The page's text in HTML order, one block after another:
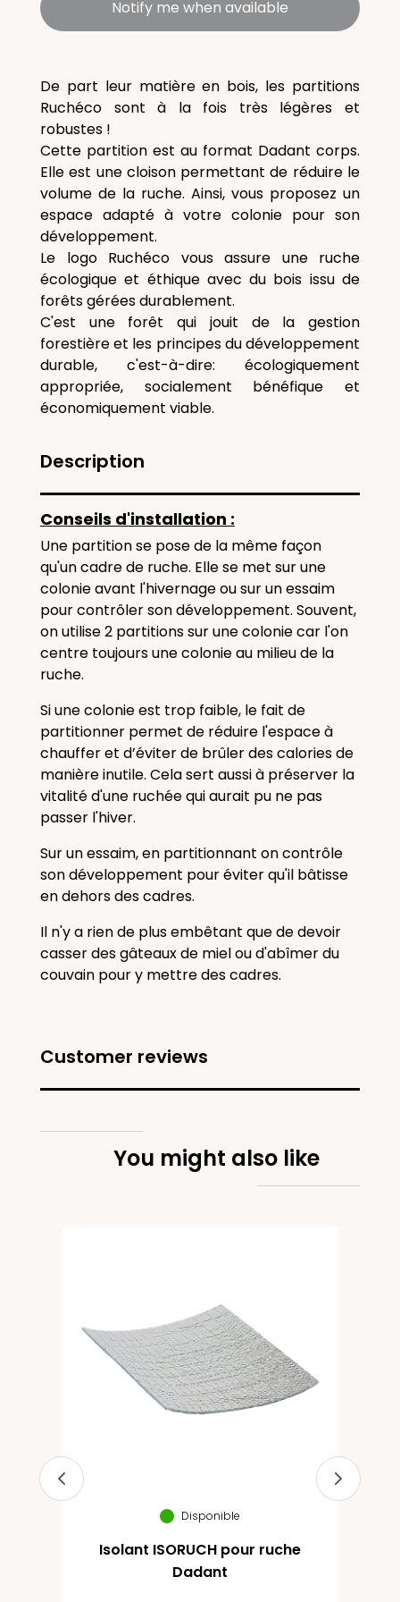
Notify me when available
De part leur matière en bois, les partitions
Ruchéco sont à la fois très légères et
robustes !
Cette partition est au format Dadant corps.
Elle est une cloison permettant de réduire le
volume de la ruche. Ainsi, vous proposez un
espace adapté à votre colonie pour son
développement.
Le logo Ruchéco vous assure une ruche
écologique et éthique avec du bois issu de
forêts gérées durablement.
C'est une forêt qui jouit de la gestion
forestière et les principes du développement
durable, c'est-à-dire: écologiquement
appropriée, socialement bénéfique et
économiquement viable.
Description
Conseils d'installation :
Une partition se pose de la même façon
qu'uncadre de ruche. Elle se met sur une
colonie avant l'hivernage ou sur un essaim
pour contrôler son développement. Souvent,
on utilise 2 partitions sur une colonie car l'on
centre toujours une colonie au milieu de la
ruche.
Si une colonie est trop faible, le fait de
partitionner permet de réduire l'espace à
chauffer et d’éviter de brûler des calories de
manière inutile. Cela sert aussi à préserver la
vitalité d'une ruchée qui aurait pu ne pas
passer l'hiver.
Sur unessaim, en partitionnant on contrôle
son développement pour éviter qu'il bâtisse
en dehors des cadres.
Il n'y a rien de plus embêtant que de devoir
casser des gâteaux de miel ou d'abîmer du
couvain pour y mettre des cadres.
Customer reviews
You might also like
Disponible
Isolant ISORUCH pour ruche
Dadant